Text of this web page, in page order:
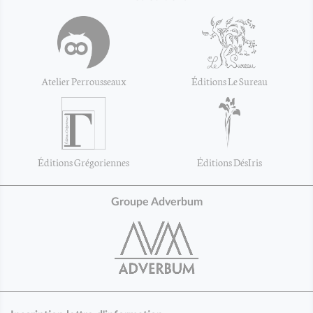
Atelier Perrousseaux Éditions Le Sureau
Éditions Grégoriennes Éditions DésIris
Groupe Adverbum